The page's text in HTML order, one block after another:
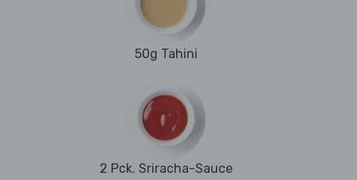
50g Tahini
2 Pck. Sriracha-Sauce